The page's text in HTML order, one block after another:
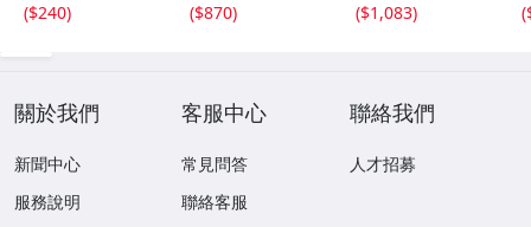
花生花瓶花生飾
($240)
($870)
($1,083)
(
關於我們
新聞中心
服務說明
客服中心
常見問答
聯絡客服
聯絡我們
人才招募